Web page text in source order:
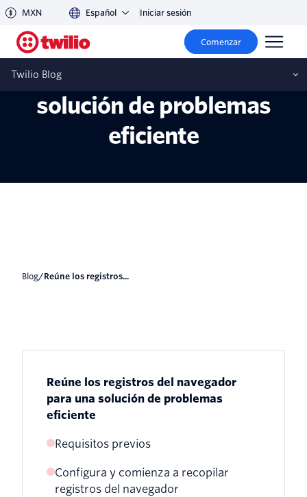
MXN Español Iniciar sesión
Comenzar
Twilio Blog
Reúne los registros del
navegador para una
solución de problemas
eficiente
blog/ Reúne los registros...
Reúne los registros del navegador
para una solución de problemas
eficiente
Requisitos previos
Comprueba tu LogLevel
Configura y comienza a recopilar
registros del navegador